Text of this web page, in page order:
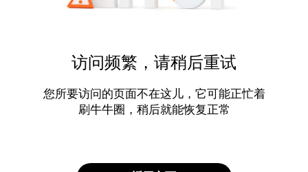
访问频繁，请稍后重试
您所要访问的页面不在这儿，它可能正忙着
刷牛牛圈，稍后就能恢复正常